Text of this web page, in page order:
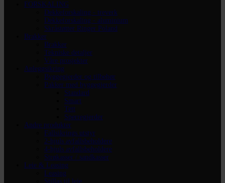
FORSKALING
Dekkeforskaling - treverk
Dekkeforskaling - aluminium
Skråstøtter Ringer Poland
Brakker
Brakker
Tekniske detaljer
Våre prosjekter
Anleggsikring
Byggegjerder og tilbehør
Pakker med byggegjerder
Standard
Smart
Tett
Sperregjerder
Andre produkter
Fallsikrings utstyr
2-hjuls avfallsbeholdere
4-hjuls avfallsbeholdere
Strøkasser / sandkasser
Leie & Leasing
Leasing
Stillas til leie